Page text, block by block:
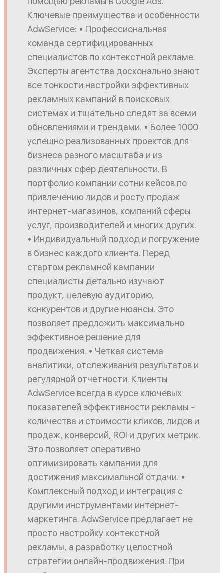
Ключевые преимущества и особенности
AdwService: • Профессиональная
команда сертифицированных
специалистов по контекстной рекламе.
Эксперты агентства досконально знают
все тонкости настройки эффективных
рекламных кампаний в поисковых
системах и тщательно следят за всеми
обновлениями и трендами. • Более 1000
успешно реализованных проектов для
бизнеса разного масштаба и из
различных сфер деятельности. В
портфолио компании сотни кейсов по
привлечению лидов и росту продаж
интернет-магазинов, компаний сферы
услуг, производителей и многих других.
• Индивидуальный подход и погружение
в бизнес каждого клиента. Перед
стартом рекламной кампании
специалисты детально изучают
продукт, целевую аудиторию,
конкурентов и другие нюансы. Это
позволяет предложить максимально
эффективное решение для
продвижения. • Четкая система
аналитики, отслеживания результатов и
регулярной отчетности. Клиенты
AdwService всегда в курсе ключевых
показателей эффективности рекламы -
количества и стоимости кликов, лидов и
продаж, конверсий, ROI и других метрик.
Это позволяет оперативно
оптимизировать кампании для
достижения максимальной отдачи. •
Комплексный подход и интеграция с
другими инструментами интернет-
маркетинга. AdwService предлагает не
просто настройку контекстной
рекламы, а разработку целостной
стратегии онлайн-продвижения. При